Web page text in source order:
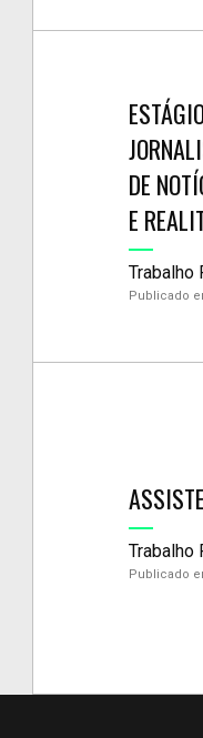
DE
E
Trabalho
Publicado
Trabalho
Publicado